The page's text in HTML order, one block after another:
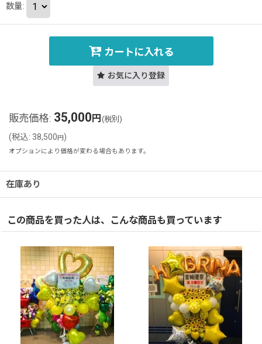
数量:
カートに入れる
お気に入り登録
販売価格: 35,000 円 (税別)
(税込: 38,500円)
オプションにより価格が変わる場合もあります。
在庫あり
この商品を買った人は、こんな商品も買っています